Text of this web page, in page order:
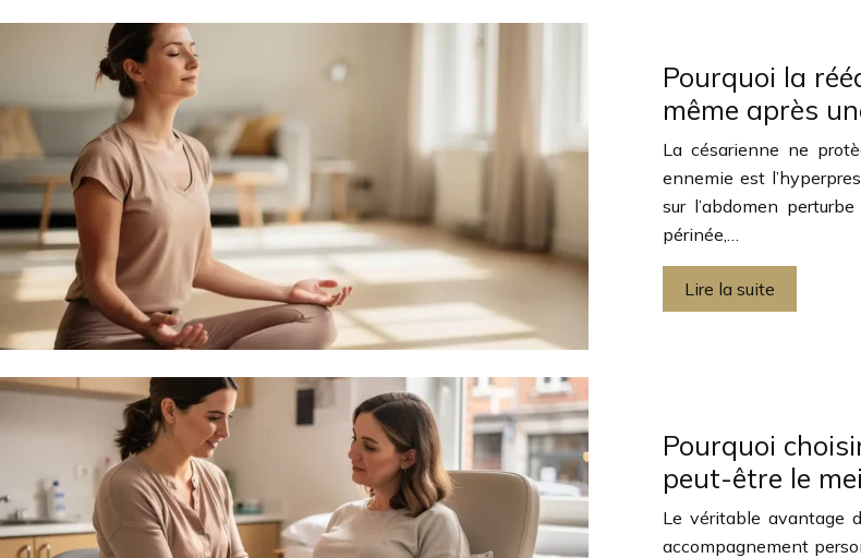
Pourquoi la
même après
La césarienne ne
ennemie est
sur l’abdomen
périnée,…
Lire la suite
Pourquoi
peut-être le
Le véritable avantage
accompagnement